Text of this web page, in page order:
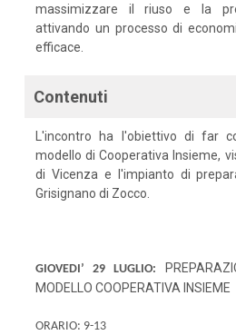
massimizzare il riuso e la
attivando un processo di
efficace.
Contenuti
L'incontro ha l'obiettivo di far
modello di Cooperativa Insieme,
di Vicenza e l'impianto di
Grisignano di Zocco.
GIOVEDI’ 29 LUGLIO:
MODELLO COOPERATIVA INSIEME
ORARIO: 9-13